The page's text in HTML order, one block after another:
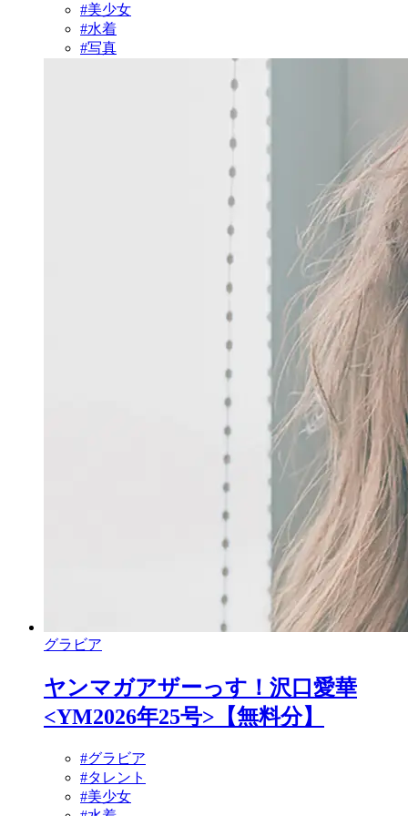
#美少女
#水着
#写真
グラビア
ヤンマガアザーっす！沢口愛華
<YM2026年25号>【無料分】
#グラビア
#タレント
#美少女